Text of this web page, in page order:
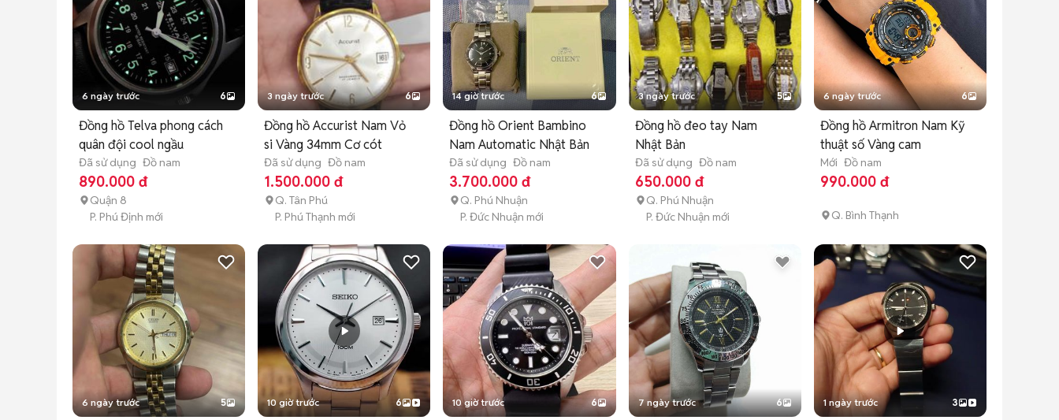
6 ngày trước 6
Đồng hồ Telva phong cách
quân đội cool ngầu
Đã sử dụng Đồ nam
890.000 đ
Quận 8
P. Phú Định mới
3 ngày trước 6
Đồng hồ Accurist Nam Vỏ
si Vàng 34mm Cơ cót
Đã sử dụng Đồ nam
1.500.000 đ
Q. Tân Phú
P. Phú Thạnh mới
14 giờ trước 6
Đồng hồ Orient Bambino
Nam Automatic Nhật Bản
Đã sử dụng Đồ nam
3.700.000 đ
Q. Phú Nhuận
P. Đức Nhuận mới
3 ngày trước 5
Đồng hồ đeo tay Nam
Nhật Bản
Đã sử dụng Đồ nam
650.000 đ
Q. Phú Nhuận
P. Đức Nhuận mới
6 ngày trước 6
Đồng hồ Armitron Nam Kỹ
thuật số Vàng cam
Mới Đồ nam
990.000 đ
Q. Bình Thạnh
6 ngày trước 5 10 giờ trước 6 10 giờ trước 6 7 ngày trước 6 1 ngày trước 3